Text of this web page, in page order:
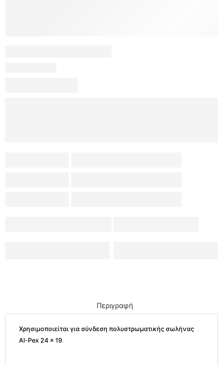
Περιγραφή
Χρησιμοποιείται για σύνδεση πολυστρωματικής σωλήνας
Al-Pex 24 x 19.